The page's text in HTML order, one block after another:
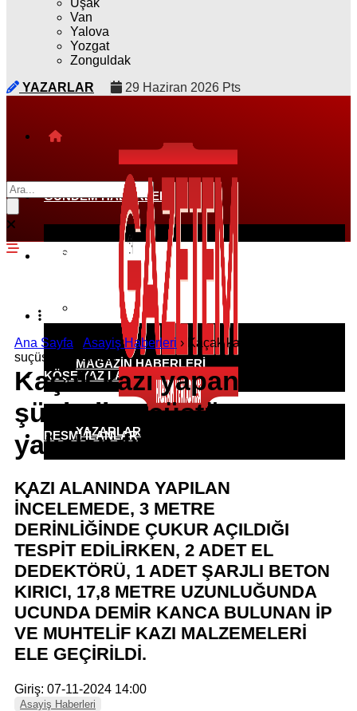
Uşak
Van
Yalova
Yozgat
Zonguldak
YAZARLAR
29 Haziran 2026 Pts
GÜNDEM HABERLERI
EKONOMI HABERLERI
POLITIKA HABERLERI
MAGAZIN HABERLERI
SPOR HABERLERI
RÖPORTAJLAR
KÖŞE YAZILARI
YAZARLAR
RESMI İLANLAR
KÜNYE
Ana Sayfa Asayiş Haberleri ›
Kaçak kazı yapan 2 şüpheli
suçüstü yakalandı
Kaçak kazı yapan 2
şüpheli suçüstü
yakalandı
KAZI ALANINDA YAPILAN
İNCELEMEDE, 3 METRE
DERİNLİĞİNDE ÇUKUR AÇILDIĞI
TESPİT EDİLİRKEN, 2 ADET EL
DEDEKTÖRÜ, 1 ADET ŞARJLI BETON
KIRICI, 17,8 METRE UZUNLUĞUNDA
UCUNDA DEMİR KANCA BULUNAN İP
VE MUHTELİF KAZI MALZEMELERİ
ELE GEÇİRİLDİ.
Giriş: 07-11-2024 14:00
Asayiş Haberleri